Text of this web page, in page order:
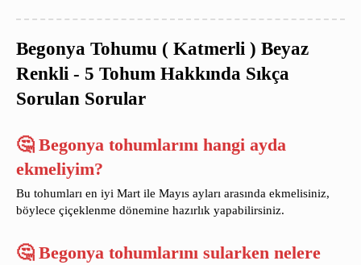
Begonya Tohumu ( Katmerli ) Beyaz
Renkli - 5 Tohum Hakkında Sıkça
Sorulan Sorular
🤔 Begonya tohumlarını hangi ayda
ekmeliyim?
Bu tohumları en iyi Mart ile Mayıs ayları arasında ekmelisiniz,
böylece çiçeklenme dönemine hazırlık yapabilirsiniz.
🤔 Begonya tohumlarını sularken nelere